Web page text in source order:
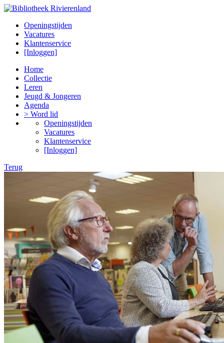
Openingstijden
Vacatures
Klantenservice
[Inloggen]
Home
Collectie
Leren
Jeugd & Jongeren
Agenda
> Word lid
Openingstijden
Vacatures
Klantenservice
[Inloggen]
Terug